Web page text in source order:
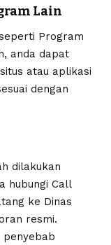
Lain
Program
anda dapat
atau aplikasi
dengan
dilakukan
hubungi Call
ke Dinas
resmi.
penyebab